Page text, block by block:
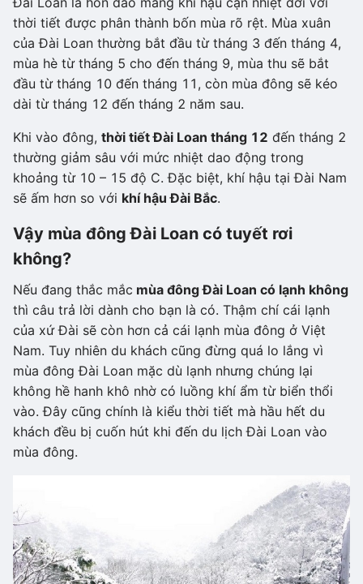
thời tiết được phân thành bốn mùa rõ rệt. Mùa xuân
của Đài Loan thường bắt đầu từ tháng 3 đến tháng 4,
mùa hè từ tháng 5 cho đến tháng 9, mùa thu sẽ bắt
đầu từ tháng 10 đến tháng 11, còn mùa đông sẽ kéo
dài từ tháng 12 đến tháng 2 năm sau.
Khi vào đông, thời tiết Đài Loan tháng 12 đến tháng 2
thường giảm sâu với mức nhiệt dao động trong
khoảng từ 10 – 15 độ C. Đặc biệt, khí hậu tại Đài Nam
sẽ ấm hơn so với khí hậu Đài Bắc.
Vậy mùa đông Đài Loan có tuyết rơi
không?
Nếu đang thắc mắc mùa đông Đài Loan có lạnh không
thì câu trả lời dành cho bạn là có. Thậm chí cái lạnh
của xứ Đài sẽ còn hơn cả cái lạnh mùa đông ở Việt
Nam. Tuy nhiên du khách cũng đừng quá lo lắng vì
mùa đông Đài Loan mặc dù lạnh nhưng chúng lại
không hề hanh khô nhờ có luồng khí ẩm từ biển thổi
vào. Đây cũng chính là kiểu thời tiết mà hầu hết du
khách đều bị cuốn hút khi đến du lịch Đài Loan vào
mùa đông.